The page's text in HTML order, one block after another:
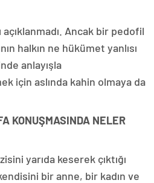
Ancak bir pedofil
halkın ne hükümet yanlısı
anlayışla
için aslında kahin olmaya da
KONUŞMASINDA NELER
yarıda keserek çıktığı
bir anne, bir kadın ve